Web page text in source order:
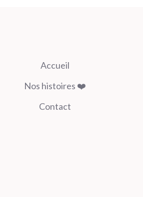
Accueil
Nos histoires ❤️
Contact